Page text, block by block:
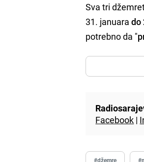
Sva tri
31. januarado
potrebno da "
Facebook |
#džemre